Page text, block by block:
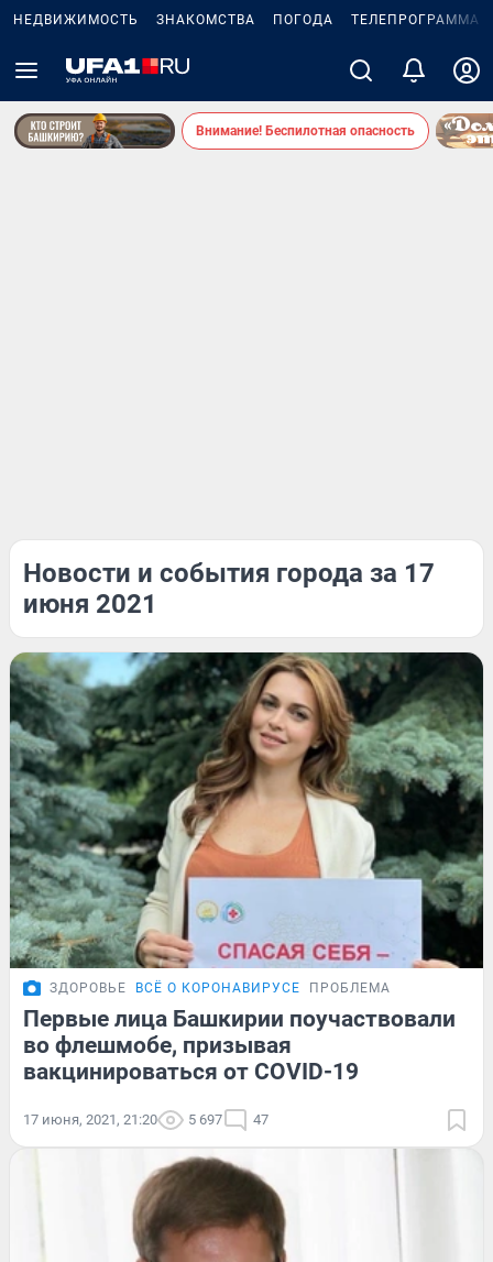
НЕДВИЖИМОСТЬ ЗНАКОМСТВА ПОГОДА ТЕЛЕПРОГРАММА
Внимание! Беспилотная опасность
Новости и события города за 17
июня 2021
ЗДОРОВЬЕ ВСЁ О КОРОНАВИРУСЕ ПРОБЛЕМА
Первые лица Башкирии поучаствовали
во флешмобе, призывая
вакцинироваться от COVID-19
17 июня, 2021, 21:20 5 697 47